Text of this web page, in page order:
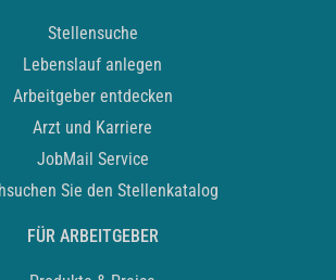
Stellensuche
Lebenslauf anlegen
Arbeitgeber entdecken
Arzt und Karriere
JobMail Service
Sie den Stellenkatalog
FÜR ARBEITGEBER